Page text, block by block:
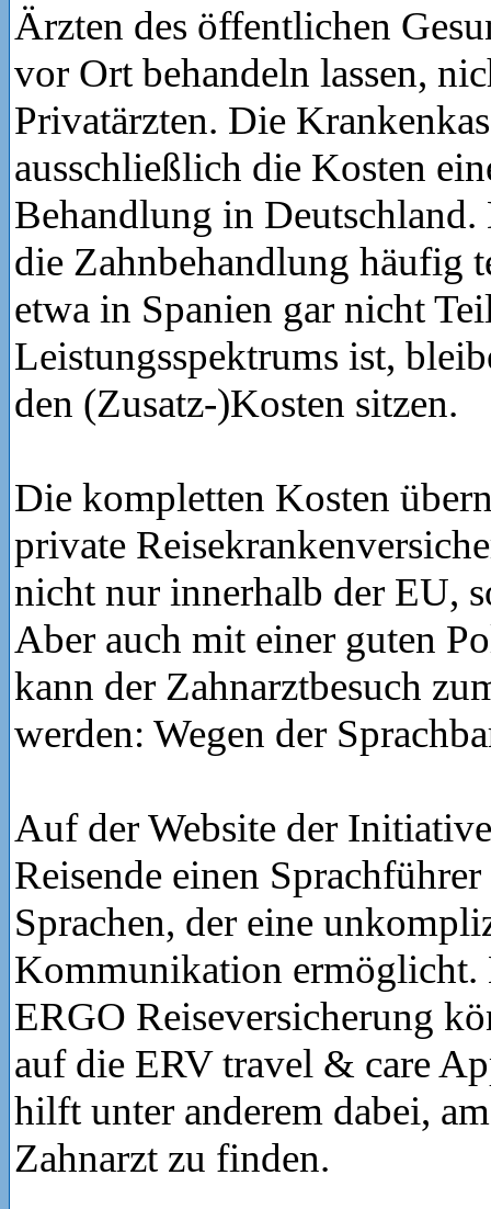
Ärzten des öffentlichen
vor Ort behandeln lassen,
Privatärzten. Die
ausschließlich die Kosten
Behandlung in
die Zahnbehandlung häufig
etwa in Spanien gar nicht
Leistungsspektrums ist,
den (Zusatz-)Kosten sitzen.
Die kompletten Kosten
private
nicht nur innerhalb der EU,
Aber auch mit einer guten
kann der Zahnarztbesuch
werden: Wegen der
Auf der Website der
Reisende einen
Sprachen, der eine
Kommunikation ermöglicht.
ERGO Reiseversicherung
auf die ERV travel & care
hilft unter anderem dabei,
Zahnarzt zu finden.